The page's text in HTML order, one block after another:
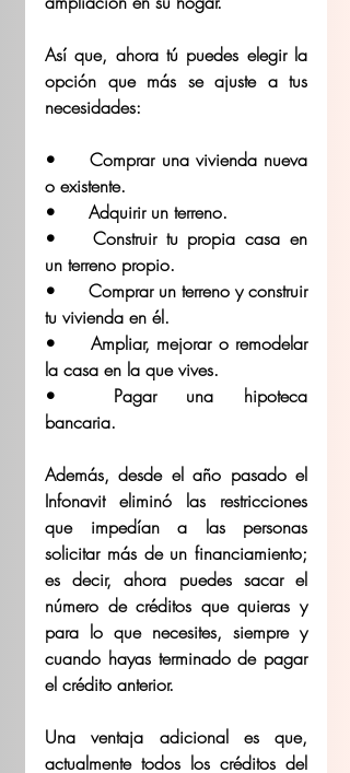
Así que, ahora tú puedes elegir la
opción que más se ajuste a tus
necesidades:
•	Comprar una vivienda nueva
o existente.
•	Adquirir un terreno.
•	Construir tu propia casa en
un terreno propio.
•	Comprar un terreno y construir
tu vivienda en él.
•	Ampliar, mejorar o remodelar
la casa en la que vives.
•	Pagar una hipoteca
bancaria.
Además, desde el año pasado el
Infonavit eliminó las restricciones
que impedían a las personas
solicitar más de un financiamiento;
es decir, ahora puedes sacar el
número de créditos que quieras y
para lo que necesites, siempre y
cuando hayas terminado de pagar
el crédito anterior.
Una ventaja adicional es que,
actualmente todos los créditos del